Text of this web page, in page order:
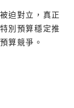
迫對立，真正
別預算穩定推
算競爭。